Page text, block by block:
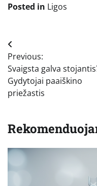
Posted in Ligos
Navigacija
tarp
įrašų
Previous:
Svaigsta galva
Gydytojai paaiškino
priežastis